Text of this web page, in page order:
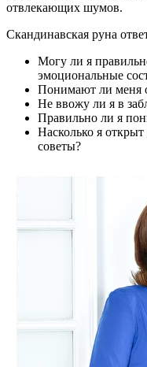
отвлекающих шумов.
Скандинавская руна
Могу ли я
эмоциональные
Понимают ли меня
Не ввожу ли я в
Правильно ли я
Насколько я
советы?